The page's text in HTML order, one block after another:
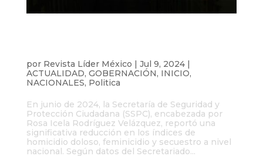
por Revista Líder México | Jul 9, 2024|
ACTUALIDAD, GOBERNACIÓN, INICIO,
NACIONALES, Politica
En junio de 2024, la Secretaría de Seguridad y
Protección Ciudadana (SSPC), encabezada por
Rosa Icela Rodríguez Velázquez, reportó una
significativa reducción en los índices de
homicidio doloso, feminicidio y secuestro a nivel
nacional. Según datos del Secretariado...